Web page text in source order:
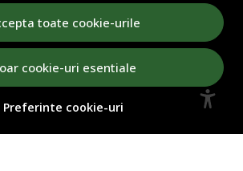
toate cookie-urile
cookie-uri esentiale
Preferinte cookie-uri